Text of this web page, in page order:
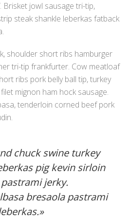
jowl sausage tri-tip,
steak shankle leberkas fatback
shoulder short ribs hamburger
tri-tip frankfurter. Cow meatloaf
ribs pork belly ball tip, turkey
mignon ham hock sausage.
tenderloin corned beef pork
chuck swine turkey
pig kevin sirloin
jerky.
bresaola pastrami